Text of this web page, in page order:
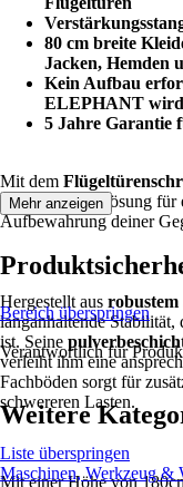
80 cm breite
Jacken, Hemden
Kein Aufbau
ELEPHANT
5 Jahre Garantie
Mit dem
Dudie ideale Lösung für
Aufbewahrung deiner
Hergestellt aus robustem
langanhaltende Stabilität,
ist. Seine
verleiht ihm eine
Fachböden sorgt für
schwereren Lasten.
Mit einer Höhe von
Mehr anzeigen
Bereich überspringen
Verantwortlich für
Weitere
Liste überspringen
Maschinen, Werkzeug &